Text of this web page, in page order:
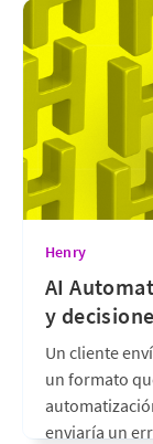
Henry
AI
y
Un cliente
un formato
enviaría un